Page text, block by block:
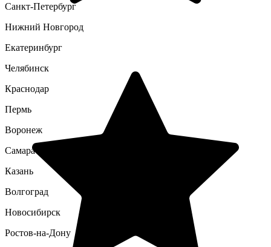
Санкт-Петербург
Нижний Новгород
Екатеринбург
Челябинск
Краснодар
Пермь
Воронеж
Самара
Казань
Волгоград
Новосибирск
Ростов-на-Дону